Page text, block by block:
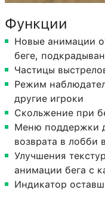
Функции
Новые анимации
беге,
Частицы
Режим
другие игроки
Скольжение при
Меню поддержки
возврата в лобби
Улучшения
анимации бега с
Индикатор